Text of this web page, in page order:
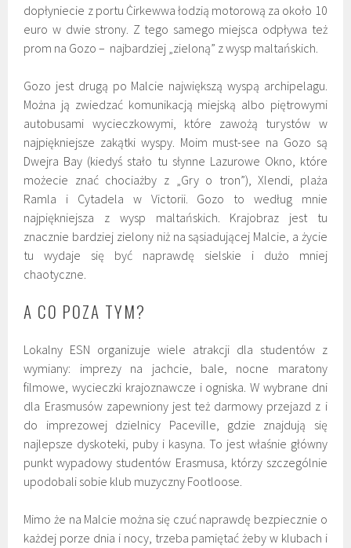
dopłyniecie z portu Ċirkewwa łodzią motorową za około 10
euro w dwie strony. Z tego samego miejsca odpływa też
prom na Gozo – najbardziej „zieloną” z wysp maltańskich.
Gozo jest drugą po Malcie największą wyspą archipelagu.
Można ją zwiedzać komunikacją miejską albo piętrowymi
autobusami wycieczkowymi, które zawożą turystów w
najpiękniejsze zakątki wyspy. Moim must-see na Gozo są
Dwejra Bay (kiedyś stało tu słynne Lazurowe Okno, które
możecie znać chociażby z „Gry o tron”), Xlendi, plaża
Ramla i Cytadela w Victorii. Gozo to według mnie
najpiękniejsza z wysp maltańskich. Krajobraz jest tu
znacznie bardziej zielony niż na sąsiadującej Malcie, a życie
tu wydaje się być naprawdę sielskie i dużo mniej
chaotyczne.
A CO POZA TYM?
Lokalny ESN organizuje wiele atrakcji dla studentów z
wymiany: imprezy na jachcie, bale, nocne maratony
filmowe, wycieczki krajoznawcze i ogniska. W wybrane dni
dla Erasmusów zapewniony jest też darmowy przejazd z i
do imprezowej dzielnicy Paceville, gdzie znajdują się
najlepsze dyskoteki, puby i kasyna. To jest właśnie główny
punkt wypadowy studentów Erasmusa, którzy szczególnie
upodobali sobie klub muzyczny Footloose.
Mimo że na Malcie można się czuć naprawdę bezpiecznie o
każdej porze dnia i nocy, trzeba pamiętać żeby w klubach i